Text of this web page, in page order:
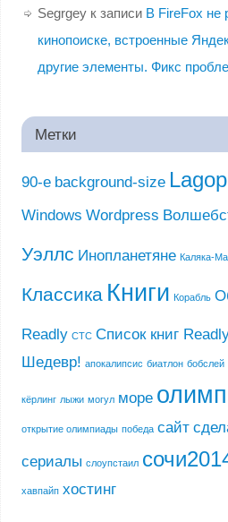
Segrgeyк записи В FireFox не
кинопоиске, встроенные
другие элементы. Фикс
Метки
90-е background-size
Windows Wordpress
Уэллс Инопланетяне Каляка-
Классика Книги Корабль
Readly СТС Список книг
Шедевр! апокалипсис биатлон бобслей
кёрлинг лыжи могул море
открытие олимпиады победа сайт
сериалы слоупстаил
хавпайп хостинг